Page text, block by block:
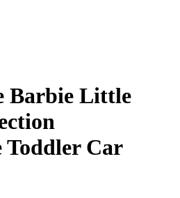
Barbie Little
Car